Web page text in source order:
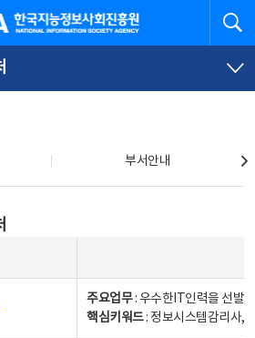
정보사회진흥원
부서안내
주요업무: 우수한IT인력을 선발
핵심키워드: 정보시스템감리사,